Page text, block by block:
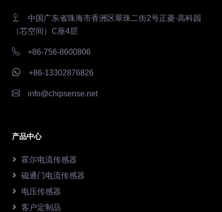
中国广东省珠海市香洲区翠珠二街2号正菱·高科园
（芯空间）C座4层
+86-756-8600806
+86-13302876826
info@chipsense.net
产品中心
霍尔电流传感器
磁通门电流传感器
电压传感器
客户定制品